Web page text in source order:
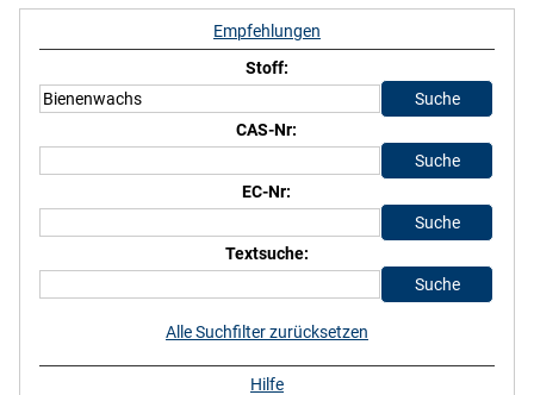
Empfehlungen
Stoff:
CAS-Nr:
EC-Nr:
Textsuche:
Alle Suchfilter zurücksetzen
Hilfe